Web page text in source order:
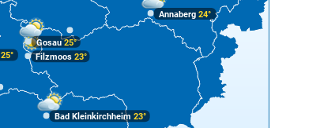
Filzmoos 23°
Annaberg24°
Gosau25°
Bad Kleinkirchheim 23°
25°